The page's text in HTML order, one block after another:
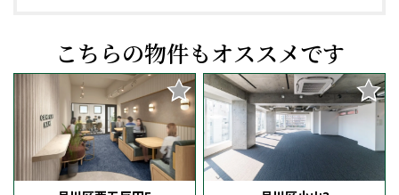
こちらの物件もオススメです